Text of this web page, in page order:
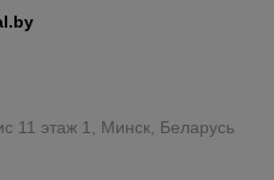
11 этаж 1, Минск, Беларусь